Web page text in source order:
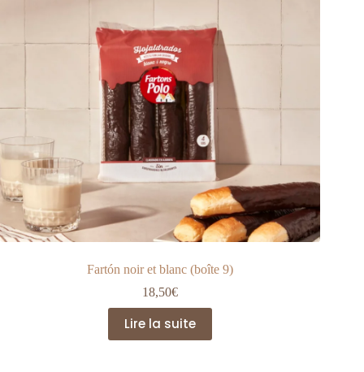
Fartón noir et blanc (boîte 9)
18,50€
Lire la suite